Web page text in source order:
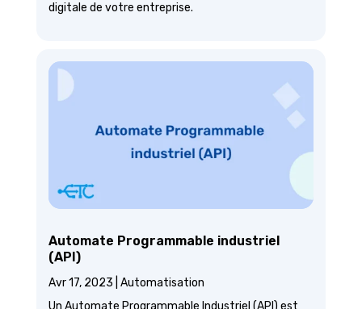
digitale de votre entreprise.
Automate Programmable industriel
(API)
Avr 17, 2023 Automatisation
Un Automate Programmable Industriel (API) est